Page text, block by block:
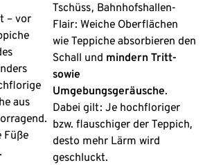
– vor
aus
Füße
.
Tschüss, Bahnhofshallen-
Flair: Weiche Oberflächen
wie Teppiche absorbieren den
Schall und mindern Tritt-
sowie
Umgebungsgeräusche.
Dabei gilt: Je hochfloriger
bzw. flauschiger der Teppich,
desto mehr Lärm wird
geschluckt.